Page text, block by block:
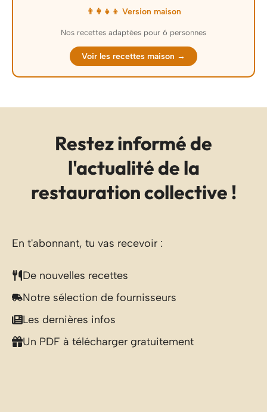
👨‍👩‍👧‍👦 Version maison
Nos recettes adaptées pour 6 personnes
Voir les recettes maison →
Restez informé de
l'actualité de la
restauration collective !
En t'abonnant, tu vas recevoir :
De nouvelles recettes
Notre sélection de fournisseurs
Les dernières infos
Un PDF à télécharger gratuitement